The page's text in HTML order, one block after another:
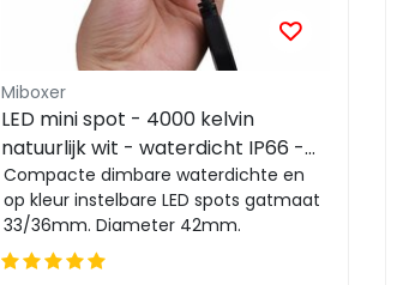
Miboxer
LED mini spot - 4000 kelvin
natuurlijk wit - waterdicht IP66 -
Miboxer SL1-12-4000K
Compacte dimbare waterdichte en
op kleur instelbare LED spots gatmaat
33/36mm. Diameter 42mm.
Eenvoudig te bedienen met ...